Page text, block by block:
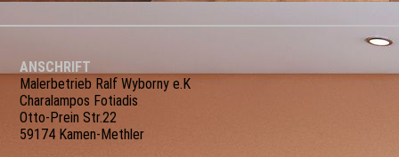
ANSCHRIFT
Malerbetrieb Ralf Wyborny e.K
Charalampos Fotiadis
Otto-Prein Str.22
59174 Kamen-Methler